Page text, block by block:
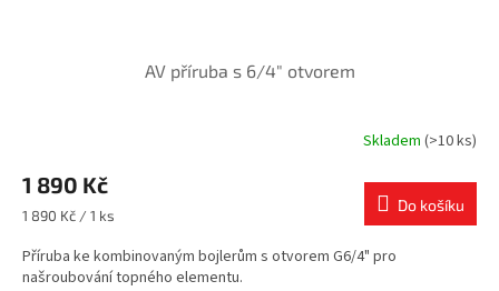
AV příruba s 6/4" otvorem
Skladem (>10 ks)
1 890 Kč
Měrná
1 890 Kč / 1 ks
Do košíku
Příruba ke kombinovaným bojlerům s otvorem G6/4" pro
našroubování topného elementu.